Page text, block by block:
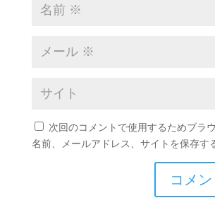
次回のコメントで使用するためブラ
名前、メールアドレス、サイトを保存す